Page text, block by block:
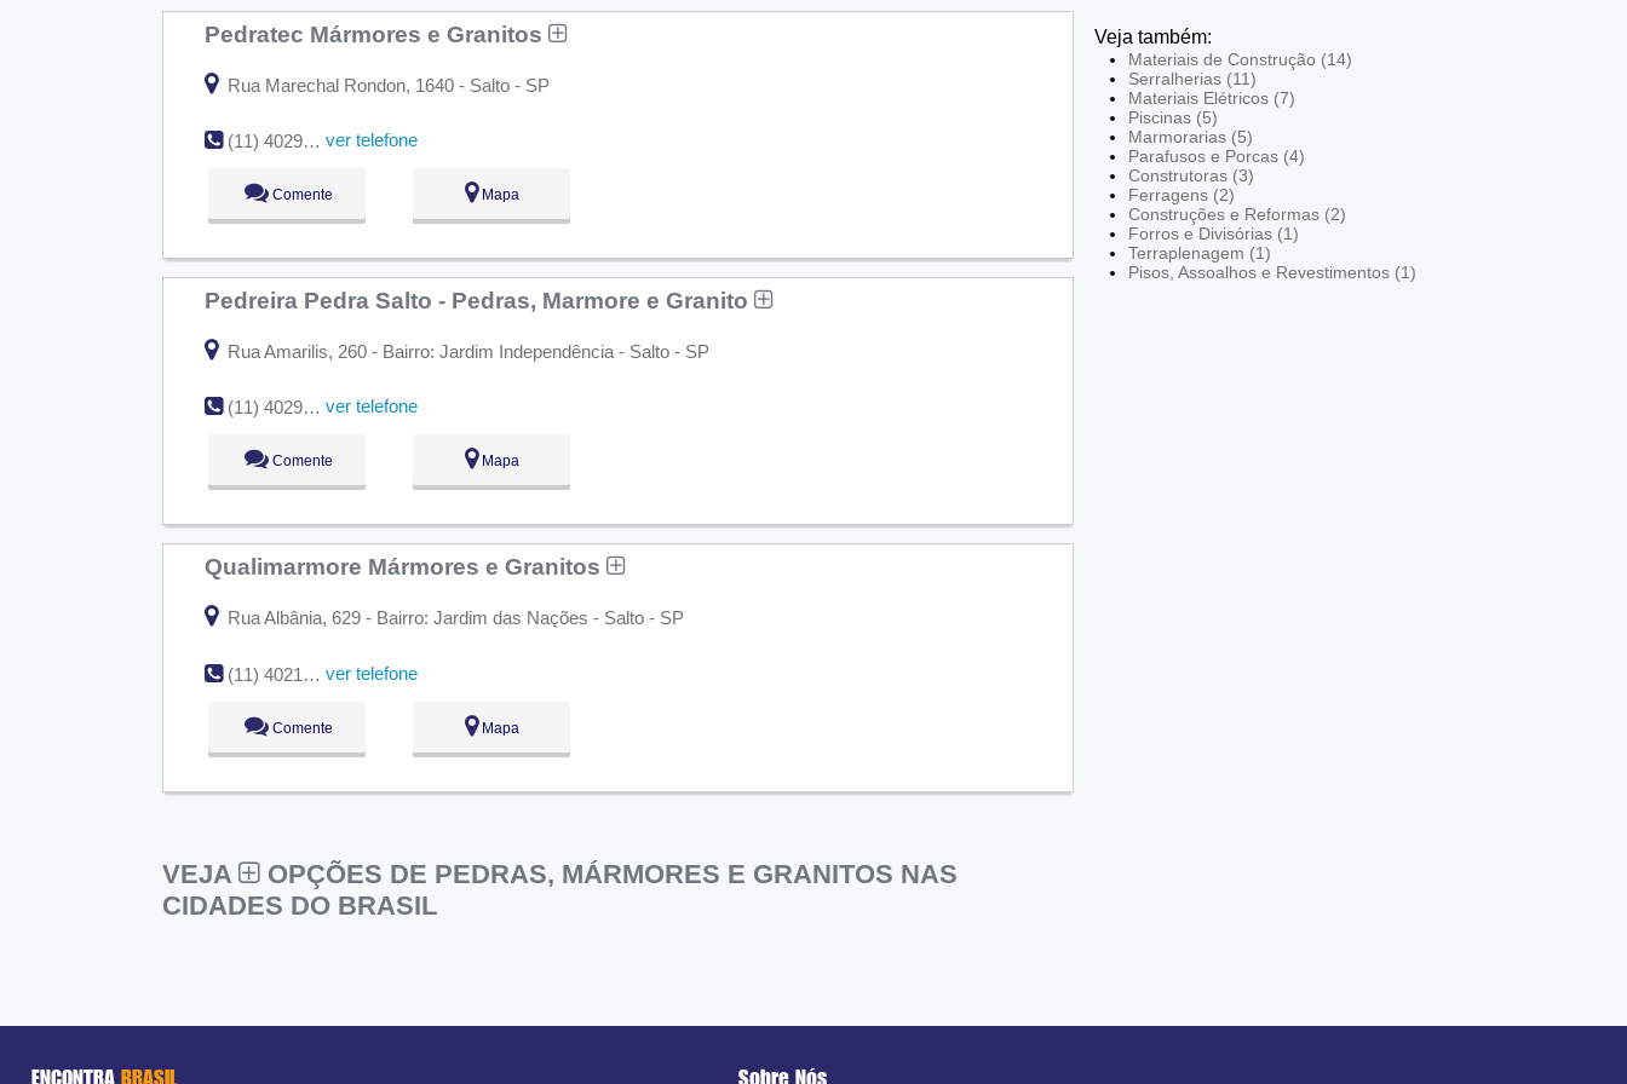
Pedratec Mármores e Granitos
Rua Marechal Rondon, 1640 - Salto - SP
(11) 4029-6291 ver telefone
Comente Mapa
Pedreira Pedra Salto - Pedras, Marmore e Granito
Rua Amarilis, 260 - Bairro: Jardim Independência - Salto - SP
(11) 4029-5073 ver telefone
Comente Mapa
Qualimarmore Mármores e Granitos
Rua Albânia, 629 - Bairro: Jardim das Nações - Salto - SP
(11) 4021-3893 ver telefone
Comente Mapa
VEJA
OPÇÕES DE PEDRAS, MÁRMORES E GRANITOS NAS
CIDADES DO BRASIL
Veja também:
Materiais de Construção (14)
Serralherias (11)
Materiais Elétricos (7)
Piscinas (5)
Marmorarias (5)
Parafusos e Porcas (4)
Construtoras (3)
Ferragens (2)
Construções e Reformas (2)
Forros e Divisórias (1)
Terraplenagem (1)
Pisos, Assoalhos e Revestimentos (1)
ENCONTRA BRASIL Sobre Nós